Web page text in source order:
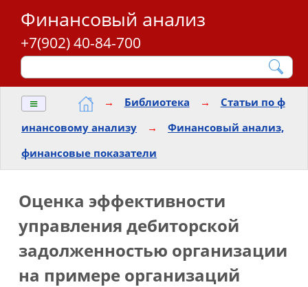
Финансовый анализ
+7(902) 40-84-700
≡ → Библиотека →
Статьи по ф
инансовому анализу
→
Финансовый анализ,
финансовые показатели
Оценка эффективности
управления дебиторской
задолженностью организации
на примере организаций